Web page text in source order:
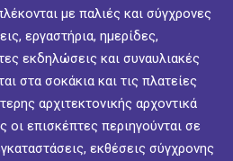
με παλιές και σύγχρονες
εργαστήρια, ημερίδες,
εκδηλώσεις και συναυλιακές
στα σοκάκια και τις πλατείες
αρχιτεκτονικής αρχοντικά
οι επισκέπτες περιηγούνται σε
εκθέσεις σύγχρονης